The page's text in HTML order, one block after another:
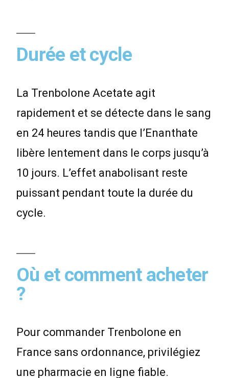
Durée et cycle
La Trenbolone Acetate agit
rapidement et se détecte dans le sang
en 24 heures tandis que l’Enanthate
libère lentement dans le corps jusqu’à
10 jours. L’effet anabolisant reste
puissant pendant toute la durée du
cycle.
Où et comment acheter
?
Pour commander Trenbolone en
France sans ordonnance, privilégiez
une pharmacie en ligne fiable.